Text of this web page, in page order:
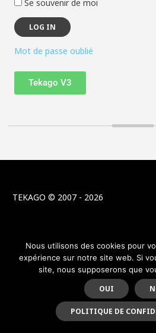
Se souvenir de moi
Mot de passe oublié
Tekago V3
TEKAGO © 2007 - 2026
Nous utilisons des cookies pour
expérience sur notre site web. Si
site, nous supposerons que
OUI
POLITIQUE DE